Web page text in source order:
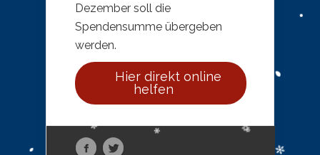
Dezember soll die
Spendensumme übergeben
werden.
Hier direkt online
helfen